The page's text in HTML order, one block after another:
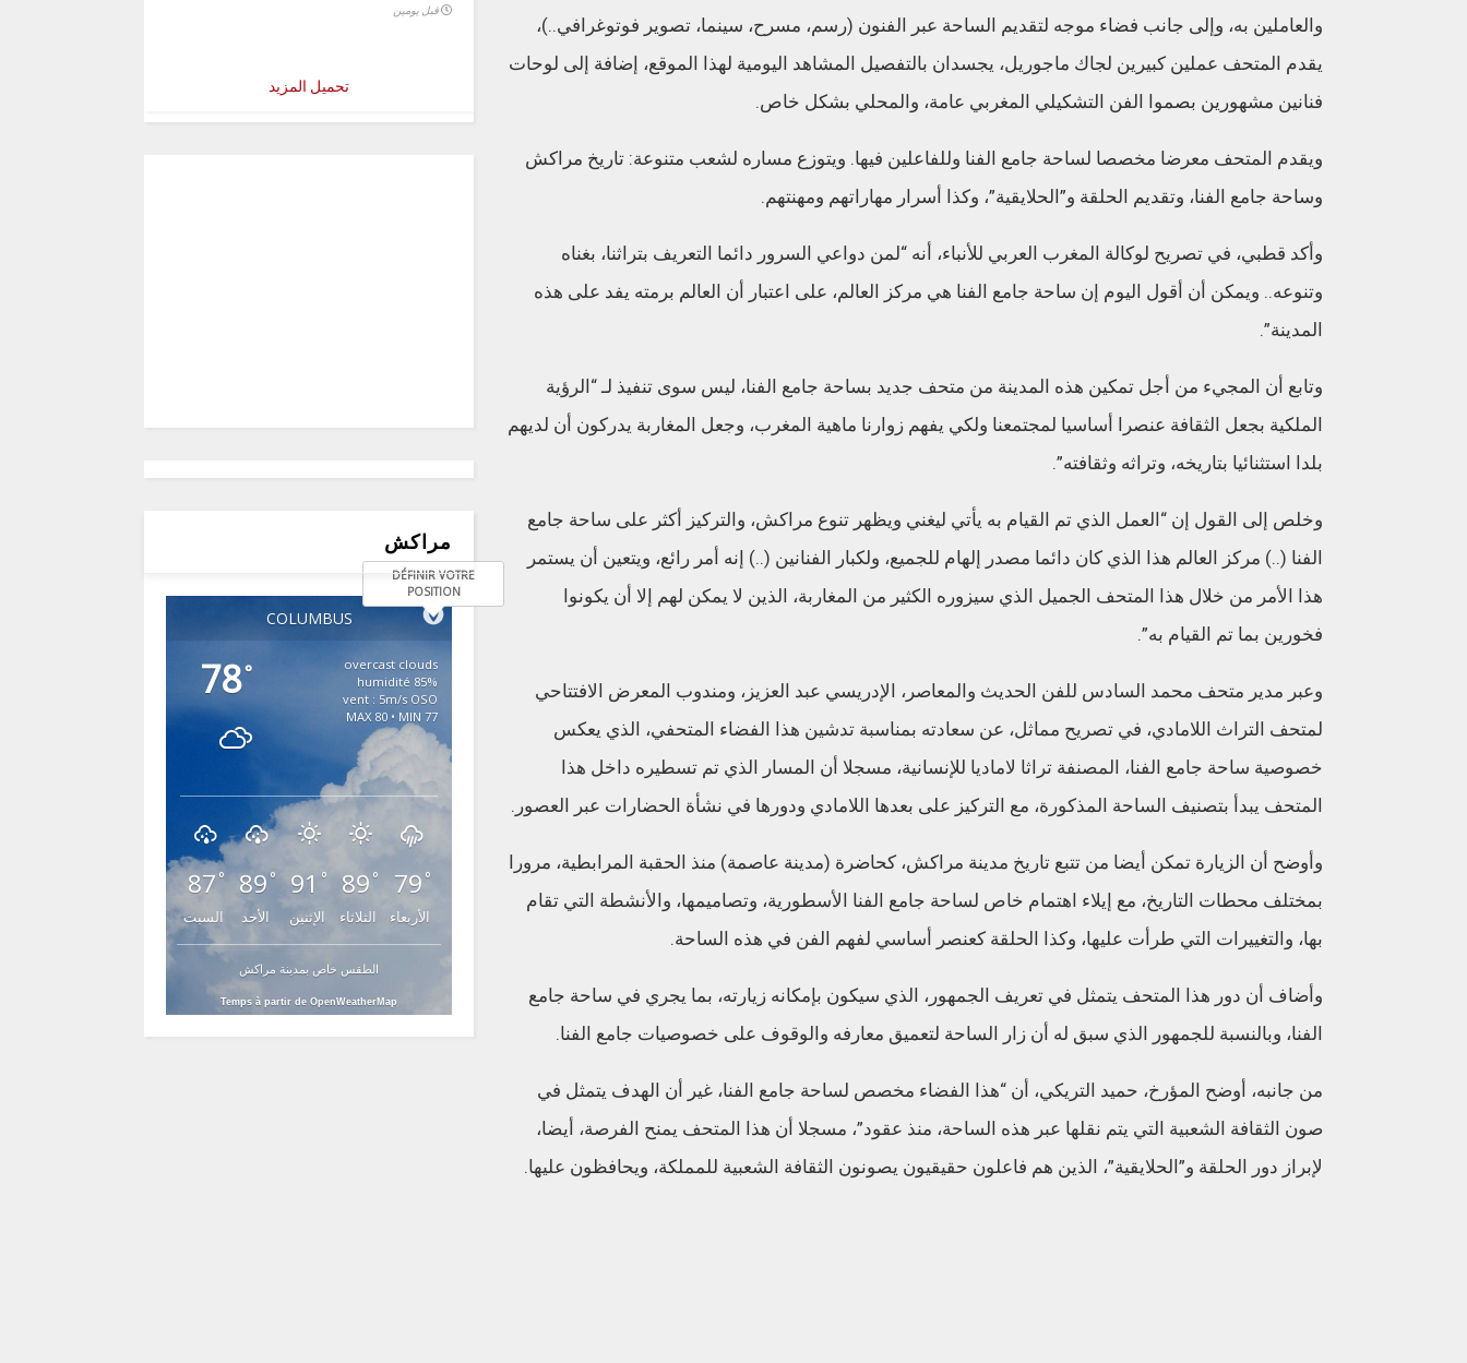
والعاملين به، وإلى جانب فضاء موجه لتقديم الساحة عبر الفنون (رسم، مسرح، سينما، تصوير فوتوغرافي..)،
يقدم المتحف عملين كبيرين لجاك ماجوريل، يجسدان بالتفصيل المشاهد اليومية لهذا الموقع، إضافة إلى لوحات
فنانين مشهورين بصموا الفن التشكيلي المغربي عامة، والمحلي بشكل خاص.
ويقدم المتحف معرضا مخصصا لساحة جامع الفنا وللفاعلين فيها. ويتوزع مساره لشعب متنوعة: تاريخ مراكش
وساحة جامع الفنا، وتقديم الحلقة و”الحلايقية”، وكذا أسرار مهاراتهم ومهنتهم.
وأكد قطبي، في تصريح لوكالة المغرب العربي للأنباء، أنه “لمن دواعي السرور دائما التعريف بتراثنا، بغناه
وتنوعه.. ويمكن أن أقول اليوم إن ساحة جامع الفنا هي مركز العالم، على اعتبار أن العالم برمته يفد على هذه
المدينة”.
وتابع أن المجيء من أجل تمكين هذه المدينة من متحف جديد بساحة جامع الفنا، ليس سوى تنفيذ لـ “الرؤية
الملكية بجعل الثقافة عنصرا أساسيا لمجتمعنا ولكي يفهم زوارنا ماهية المغرب، وجعل المغاربة يدركون أن لديهم
بلدا استثنائيا بتاريخه، وتراثه وثقافته”.
وخلص إلى القول إن “العمل الذي تم القيام به يأتي ليغني ويظهر تنوع مراكش، والتركيز أكثر على ساحة جامع
الفنا (..) مركز العالم هذا الذي كان دائما مصدر إلهام للجميع، ولكبار الفنانين (..) إنه أمر رائع، ويتعين أن يستمر
هذا الأمر من خلال هذا المتحف الجميل الذي سيزوره الكثير من المغاربة، الذين لا يمكن لهم إلا أن يكونوا
فخورين بما تم القيام به”.
وعبر مدير متحف محمد السادس للفن الحديث والمعاصر، الإدريسي عبد العزيز، ومندوب المعرض الافتتاحي
لمتحف التراث اللامادي، في تصريح مماثل، عن سعادته بمناسبة تدشين هذا الفضاء المتحفي، الذي يعكس
خصوصية ساحة جامع الفنا، المصنفة تراثا لاماديا للإنسانية، مسجلا أن المسار الذي تم تسطيره داخل هذا
المتحف يبدأ بتصنيف الساحة المذكورة، مع التركيز على بعدها اللامادي ودورها في نشأة الحضارات عبر العصور.
وأوضح أن الزيارة تمكن أيضا من تتبع تاريخ مدينة مراكش، كحاضرة (مدينة عاصمة) منذ الحقبة المرابطية، مرورا
بمختلف محطات التاريخ، مع إيلاء اهتمام خاص لساحة جامع الفنا الأسطورية، وتصاميمها، والأنشطة التي تقام
بها، والتغييرات التي طرأت عليها، وكذا الحلقة كعنصر أساسي لفهم الفن في هذه الساحة.
وأضاف أن دور هذا المتحف يتمثل في تعريف الجمهور، الذي سيكون بإمكانه زيارته، بما يجري في ساحة جامع
الفنا، وبالنسبة للجمهور الذي سبق له أن زار الساحة لتعميق معارفه والوقوف على خصوصيات جامع الفنا.
من جانبه، أوضح المؤرخ، حميد التريكي، أن “هذا الفضاء مخصص لساحة جامع الفنا، غير أن الهدف يتمثل في
صون الثقافة الشعبية التي يتم نقلها عبر هذه الساحة، منذ عقود”، مسجلا أن هذا المتحف يمنح الفرصة، أيضا،
لإبراز دور الحلقة و”الحلايقية”، الذين هم فاعلون حقيقيون يصونون الثقافة الشعبية للمملكة، ويحافظون عليها.
قبل يومين
تحميل المزيد
مراكش
COLUMBUS
DÉFINIR VOTRE
POSITION
78°
overcast clouds
85% humidité
vent : 5m/s OSO
MAX 80 • MIN 77
87 °
السبت
89 °
الأحد
91 °
الإثنين
89 °
الثلاثاء
79 °
الأربعاء
الطقس خاص بمدينة مراكش
Temps à partir de OpenWeatherMap